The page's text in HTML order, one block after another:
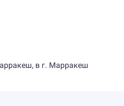
в г. Марракеш